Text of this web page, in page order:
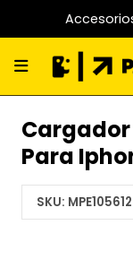
Cargador
Para
SKU: